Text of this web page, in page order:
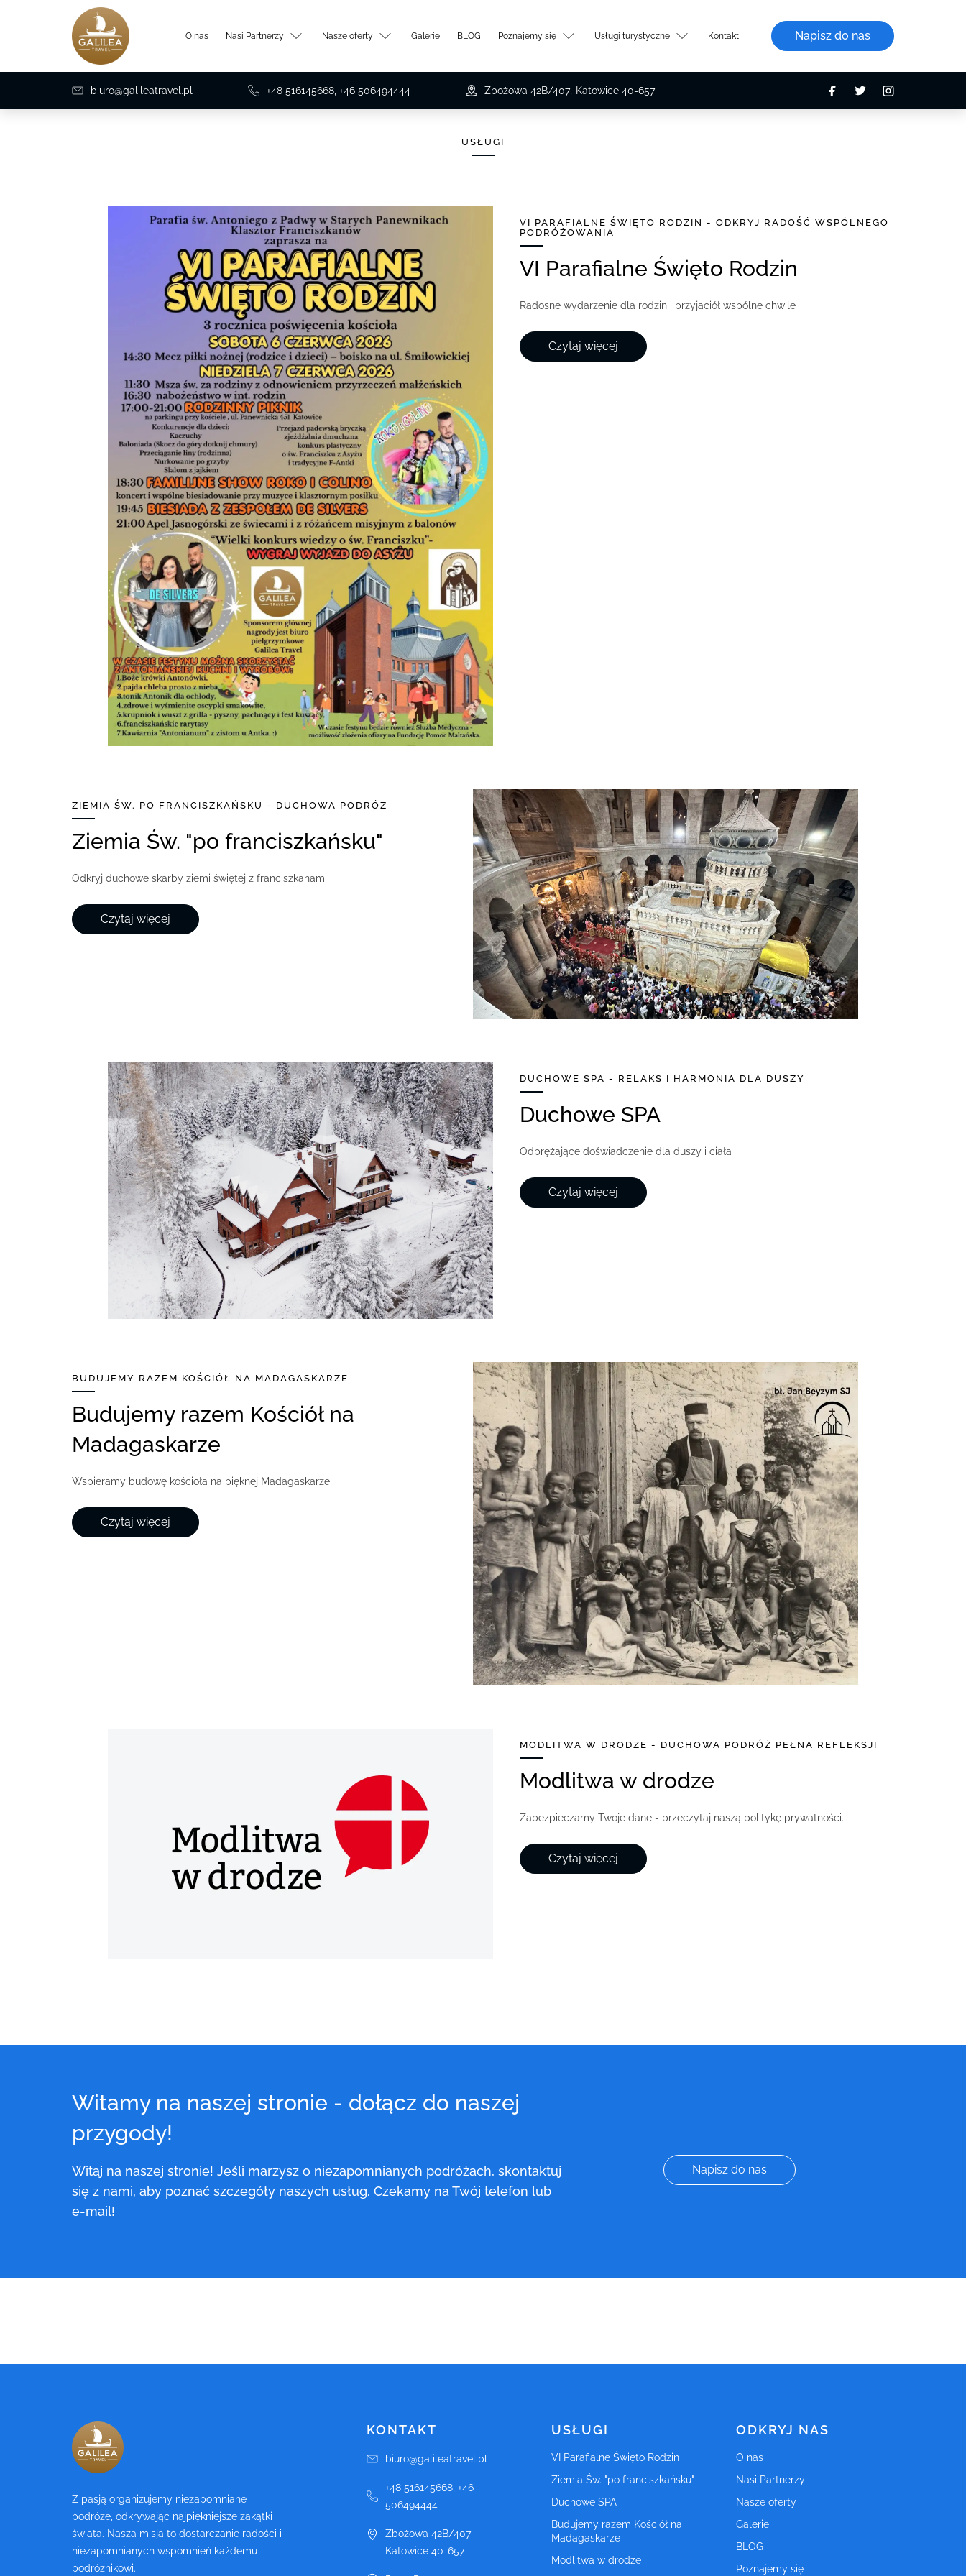
biuro@galileatravel.pl +48 516145668, +46 506494444 Zbożowa 42B/407, Katowice 40-657
O nas Nasi Partnerzy Nasze oferty Galerie BLOG Poznajemy się Usługi turystyczne Kontakt Napisz do nas
USŁUGI
VI PARAFIALNE ŚWIĘTO RODZIN - ODKRYJ RADOŚĆ WSPÓLNEGO
PODRÓŻOWANIA
VI Parafialne Święto Rodzin
Radosne wydarzenie dla rodzin i przyjaciół wspólne chwile
Czytaj więcej
ZIEMIA ŚW. PO FRANCISZKAŃSKU - DUCHOWA PODRÓŻ
Ziemia Św. "po franciszkańsku"
Odkryj duchowe skarby ziemi świętej z franciszkanami
Czytaj więcej
DUCHOWE SPA - RELAKS I HARMONIA DLA DUSZY
Duchowe SPA
Odprężające doświadczenie dla duszy i ciała
Czytaj więcej
BUDUJEMY RAZEM KOŚCIÓŁ NA MADAGASKARZE
Budujemy razem Kościół na
Madagaskarze
Wspieramy budowę kościoła na pięknej Madagaskarze
Czytaj więcej
MODLITWA W DRODZE - DUCHOWA PODRÓŻ PEŁNA REFLEKSJI
Modlitwa w drodze
Zabezpieczamy Twoje dane - przeczytaj naszą politykę prywatności.
Czytaj więcej
witamy na naszej stronie - dołącz do naszej
przygody!
witaj na naszej stronie! Jeśli marzysz o niezapomnianych podróżach, skontaktuj
się z nami, aby poznać szczegóły naszych usług. Czekamy na Twój telefon lub
e-mail!
Napisz do nas
Z pasją organizujemy niezapomniane
podróże, odkrywając najpiękniejsze zakątki
świata. Nasza misja to dostarczanie radości i
niezapomnianych wspomnień każdemu
podróżnikowi.
KONTAKT
biuro@galileatravel.pl
+48 516145668, +46
506494444
Zbożowa 42B/407
Katowice 40-657
USŁUGI
VI Parafialne Święto Rodzin
Ziemia Św. "po franciszkańsku"
Duchowe SPA
Budujemy razem Kościół na
Madagaskarze
Modlitwa w drodze
ODKRYJ NAS
O nas
Nasi Partnerzy
Nasze oferty
Galerie
BLOG
Poznajemy się